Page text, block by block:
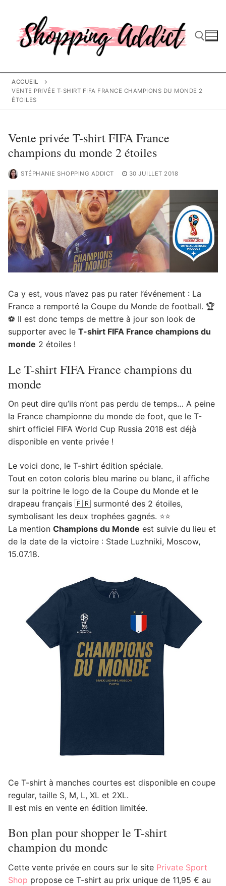
contenu
ACCUEIL
VENTE PRIVÉE T-SHIRT FIFA FRANCE CHAMPIONS DU MONDE 2
ÉTOILES
Vente privée T-shirt FIFA France
champions du monde 2 étoiles
STÉPHANIE SHOPPING ADDICT 30 JUILLET 2018
Ca y est, vous n’avez pas pu rater l’événement : La
France a remporté la Coupe du Monde de football. 🏆
⚽️ Il est donc temps de mettre à jour son look de
supporter avec le T-shirt FIFA France champions du
monde 2 étoiles !
Le T-shirt FIFA France champions du
monde
On peut dire qu’ils n’ont pas perdu de temps… A peine
la France championne du monde de foot, que le T-
shirt officiel FIFA World Cup Russia 2018 est déjà
disponible en vente privée !
Le voici donc, le T-shirt édition spéciale.
Tout en coton coloris bleu marine ou blanc, il affiche
sur la poitrine le logo de la Coupe du Monde et le
drapeau français 🇫🇷 surmonté des 2 étoiles,
symbolisant les deux trophées gagnés. ⭐️⭐️
La mention Champions du Monde est suivie du lieu et
de la date de la victoire : Stade Luzhniki, Moscow,
15.07.18.
Ce T-shirt à manches courtes est disponible en coupe
regular, taille S, M, L, XL et 2XL.
Il est mis en vente en édition limitée.
Bon plan pour shopper le T-shirt
champion du monde
Cette vente privée en cours sur le site Private Sport
Shop propose ce T-shirt au prix unique de 11,95 € au